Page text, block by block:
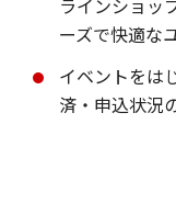
ラインショッ
ーズで快適な
イベントをは
済・申込状況